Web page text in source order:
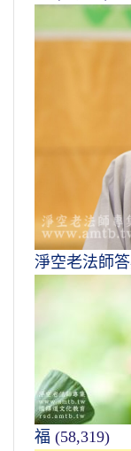
淨空老法師
福 (58,319)